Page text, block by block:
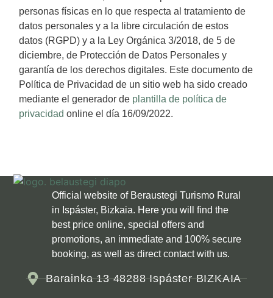
personas físicas en lo que respecta al tratamiento de
datos personales y a la libre circulación de estos
datos (RGPD) y a la Ley Orgánica 3/2018, de 5 de
diciembre, de Protección de Datos Personales y
garantía de los derechos digitales. Este documento de
Política de Privacidad de un sitio web ha sido creado
mediante el generador de plantilla de política de
privacidad online el día 16/09/2022.
Official website of Beraustegi Turismo Rural
in Ispáster, Bizkaia. Here you will find the
best price online, special offers and
promotions, an immediate and 100% secure
booking, as well as direct contact with us.
Barainka 13 48288 Ispáster BIZKAIA